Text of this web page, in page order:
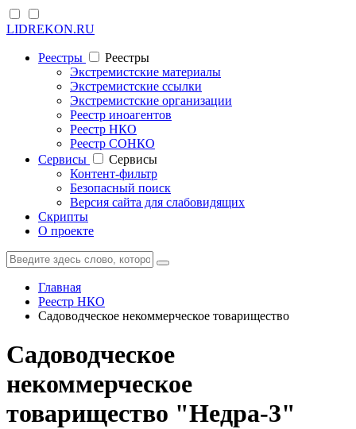
LIDREKON.RU
Реестры
Реестры
Экстремистские материалы
Экстремистские ссылки
Экстремистские организации
Реестр иноагентов
Реестр НКО
Реестр СОНКО
Cервисы
Cервисы
Контент-фильтр
Безопасный поиск
Версия сайта для слабовидящих
Скрипты
О проекте
Главная
Реестр НКО
Садоводческое некоммерческое товарищество
Садоводческое
некоммерческое
товарищество "Недра-3"